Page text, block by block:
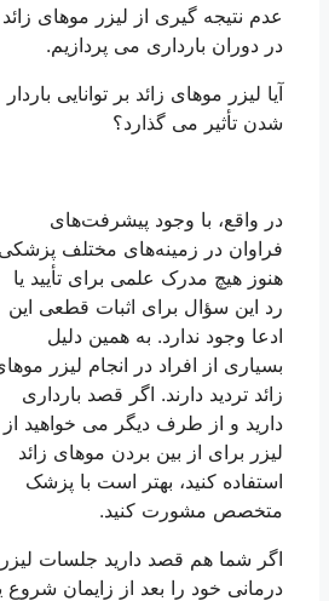
عدم نتیجه گیری از لیزر موهای زائد
در دوران بارداری می پردازیم.
آیا لیزر موهای زائد بر توانایی باردار
شدن تأثیر می گذارد؟
در واقع، با وجود پیشرفت‌های
فراوان در زمینه‌های مختلف پزشکی،
هنوز هیچ مدرک علمی برای تأیید یا
رد این سؤال برای اثبات قطعی این
ادعا وجود ندارد. به همین دلیل
بسیاری از افراد در انجام لیزر موهای
زائد تردید دارند. اگر قصد بارداری
دارید و از طرف دیگر می خواهید از
لیزر برای از بین بردن موهای زائد
استفاده کنید، بهتر است با پزشک
متخصص مشورت کنید.
اگر شما هم قصد دارید جلسات لیزر
درمانی خود را بعد از زایمان شروع یا